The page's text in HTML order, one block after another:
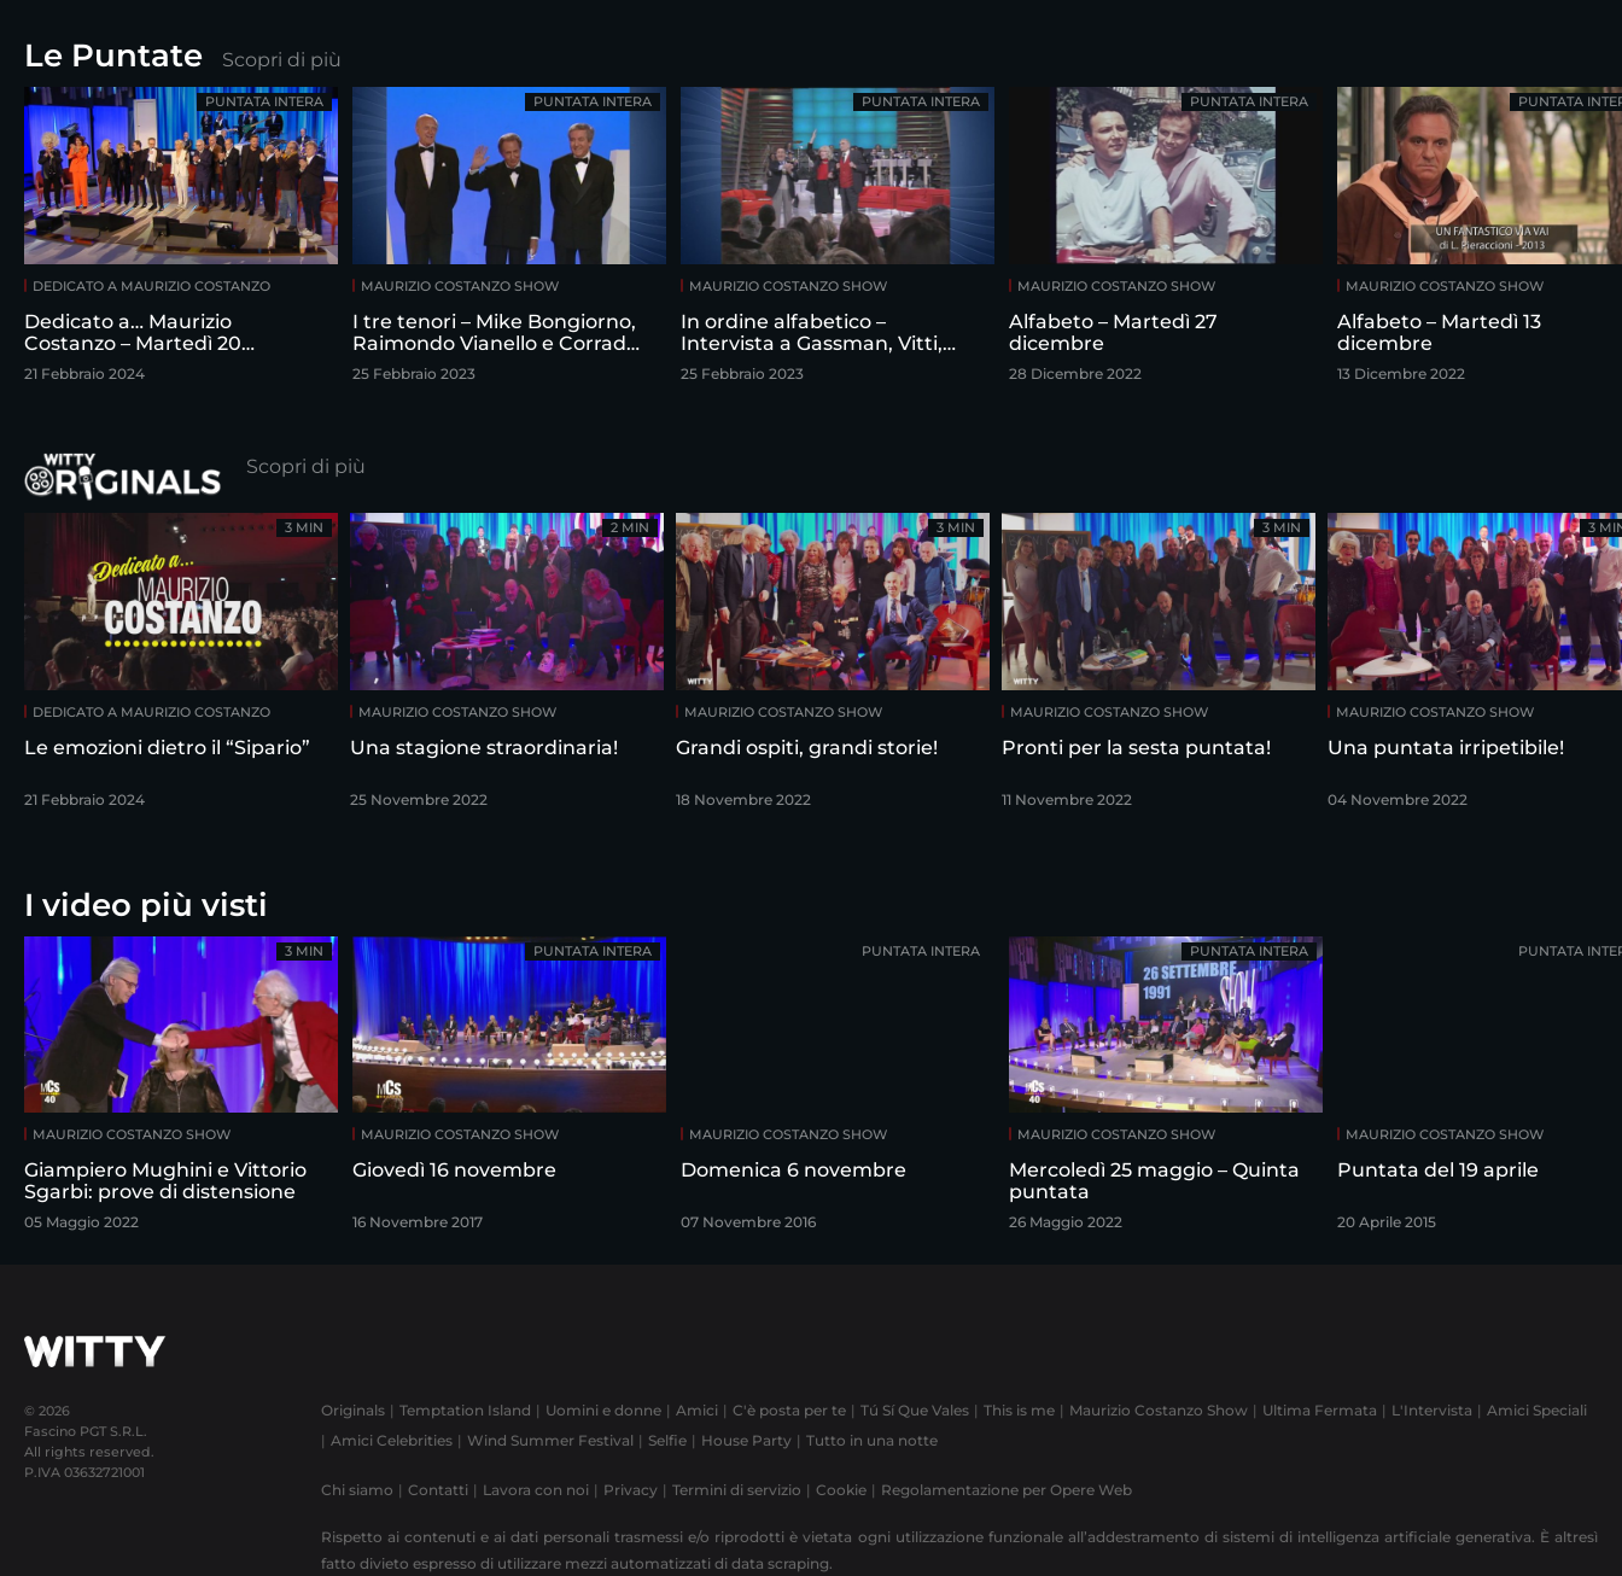
Le Puntate Scopri di più
DEDICATO A MAURIZIO COSTANZO
Dedicato a… Maurizio
Costanzo – Martedì 20
febbraio
21 Febbraio 2024
PUNTATA INTERA
MAURIZIO COSTANZO SHOW
I tre tenori – Mike Bongiorno,
Raimondo Vianello e Corrado
intervistati da Maurizio
Costanzo
25 Febbraio 2023
PUNTATA INTERA
MAURIZIO COSTANZO SHOW
In ordine alfabetico –
Intervista a Gassman, Vitti,
Sordi
25 Febbraio 2023
PUNTATA INTERA
MAURIZIO COSTANZO SHOW
Alfabeto – Martedì 27
dicembre
28 Dicembre 2022
PUNTATA INTERA
MAURIZIO COSTANZO SHOW
Alfabeto – Martedì 13
dicembre
13 Dicembre 2022
PUNTATA
Scopri di più
DEDICATO A MAURIZIO COSTANZO
Le emozioni dietro il “Sipario”
21 Febbraio 2024
3 MIN
MAURIZIO COSTANZO SHOW
Una stagione straordinaria!
25 Novembre 2022
2 MIN
MAURIZIO COSTANZO SHOW
Grandi ospiti, grandi storie!
18 Novembre 2022
3 MIN
MAURIZIO COSTANZO SHOW
Pronti per la sesta puntata!
11 Novembre 2022
3 MIN
MAURIZIO COSTANZO SHOW
Una puntata irripetibile!
04 Novembre 2022
3
I video più visti
MAURIZIO COSTANZO SHOW
Giampiero Mughini e Vittorio
Sgarbi: prove di distensione
05 Maggio 2022
3 MIN
MAURIZIO COSTANZO SHOW
Giovedì 16 novembre
16 Novembre 2017
PUNTATA INTERA
MAURIZIO COSTANZO SHOW
Domenica 6 novembre
07 Novembre 2016
PUNTATA INTERA
MAURIZIO COSTANZO SHOW
Mercoledì 25 maggio – Quinta
puntata
26 Maggio 2022
PUNTATA INTERA
MAURIZIO COSTANZO SHOW
Puntata del 19 aprile
20 Aprile 2015
PUNTATA
© 2026
Fascino PGT S.R.L.
All rights reserved.
P.IVA 03632721001
Originals Temptation Island Uomini e donne Amici C'è posta per te Tú Sí Que Vales This is me Maurizio Costanzo Show Ultima Fermata L'Intervista
Amici Speciali
Amici Celebrities
Wind Summer Festival Selfie House Party Tutto in una notte
Chi siamo Contatti Lavora con noi Privacy Termini di servizio Cookie Regolamentazione per Opere Web
Rispetto ai contenuti e ai dati personali trasmessi e/o riprodotti è vietata ogni utilizzazione funzionale all’addestramento di sistemi di intelligenza artificiale generativa. È altresì
fatto divieto espresso di utilizzare mezzi automatizzati di data scraping.